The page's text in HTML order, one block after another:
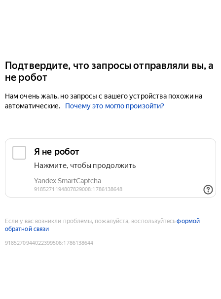
Подтвердите, что запросы отправляли вы, а
не робот
Нам очень жаль, но запросы с вашего устройства похожи на
автоматические.
Почему это могло произойти?
Если у вас возникли проблемы, пожалуйста, воспользуйтесьформой
обратной связи
9185270944022399506:1786138644